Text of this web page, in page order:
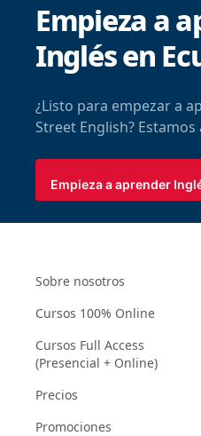
Empieza a
Inglés en
¿Listo para empezar a
Street English?
Empieza a aprender
Sobre nosotros
Cursos 100% Online
Cursos Full Access
(Presencial + Online)
Precios
Promociones